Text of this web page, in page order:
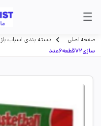
صفحه اصلی دسته بندی اسباب
سازی72قطعه6عدد